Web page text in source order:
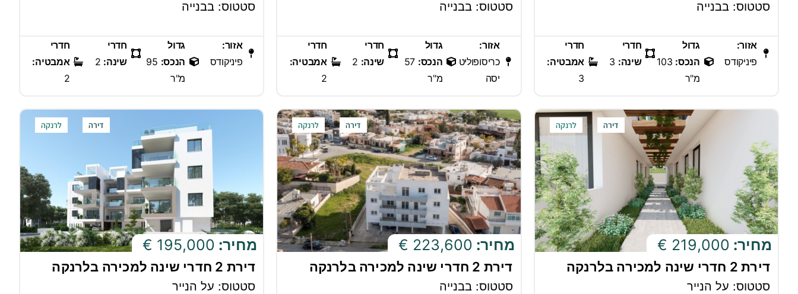
סטטוס: בבנייה
אזור:
פיניקודס
גדול
הנכס: 103
מ"ר
חדרי
שינה:
חדרי
אמבטיה:
3
סטטוס: בבנייה
אזור:
כריסופוליט
יסה
גדול
הנכס: 57
מ"ר
חדרי
שינה:
חדרי
אמבטיה:
2
סטטוס: בבנייה
אזור:
פיניקודס
גדול
הנכס: 95
מ"ר
חדרי
שינה:
חדרי
אמבטיה:
2
מחיר: 219,000 €
לרנקה דירה
דירת 2 חדרי שינה למכירה בלרנקה
סטטוס: על הנייר
מחיר: 223,600 €
לרנקה דירה
דירת 2 חדרי שינה למכירה בלרנקה
סטטוס: בבנייה
מחיר: 195,000 €
לרנקה דירה
דירת 2 חדרי שינה למכירה בלרנקה
סטטוס: על הנייר